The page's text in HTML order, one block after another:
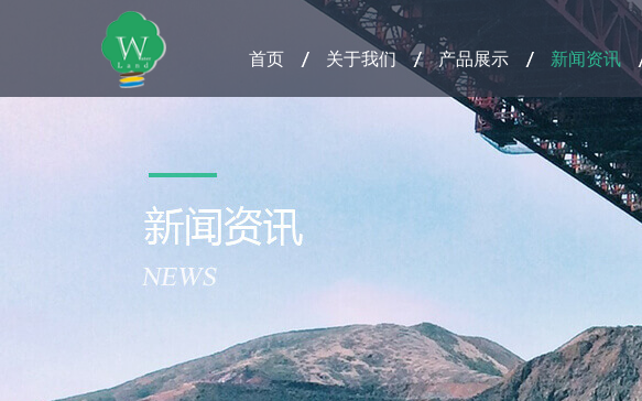
首页 关于我们 产品展示 新闻资讯